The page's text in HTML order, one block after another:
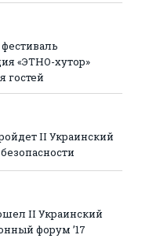
«ЭТНО-хутор»
гостей
II Украинский
II Украинский
форум ’17